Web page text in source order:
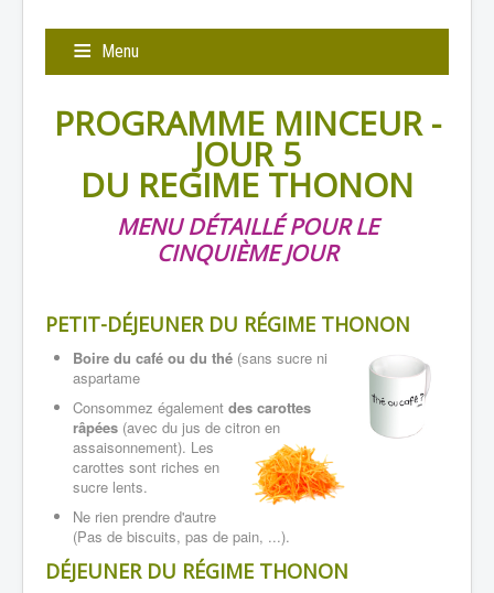
Menu
PROGRAMME MINCEUR -
JOUR 5
DU REGIME THONON
MENU DÉTAILLÉ POUR LE
CINQUIÈME JOUR
PETIT-DÉJEUNER DU RÉGIME THONON
Boire du café ou du thé (sans sucre ni
aspartame
Consommez également des carottes
râpées (avec du jus de citron en
assaisonnement). Les
carottes sont riches en
sucre lents.
Ne rien prendre d'autre
(Pas de biscuits, pas de pain, ...).
DÉJEUNER DU RÉGIME THONON